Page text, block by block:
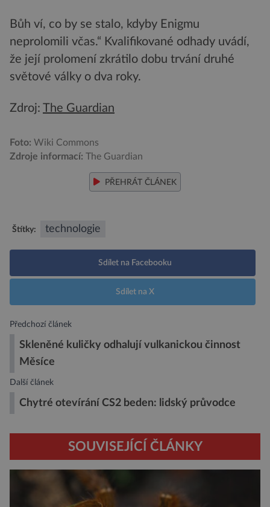
Bůh ví, co by se stalo, kdyby Enigmu
neprolomili včas.“ Kvalifikované odhady uvádí,
že její prolomení zkrátilo dobu trvání druhé
světové války o dva roky.
Zdroj: The Guardian
Foto: Wiki Commons
Zdroje informací: The Guardian
PŘEHRÁT ČLÁNEK
Štítky: technologie
Sdílet na Facebooku
Sdílet na X
Předchozí článek
Skleněné kuličky odhalují vulkanickou činnost
Měsíce
Další článek
Chytré otevírání CS2 beden: lidský průvodce
SOUVISEJÍCÍ ČLÁNKY